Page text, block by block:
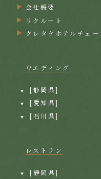
会社概要
リクルート
クレタケホテルチェー
ウエディング
[静岡県]
[愛知県]
[石川県]
レストラン
[静岡県]